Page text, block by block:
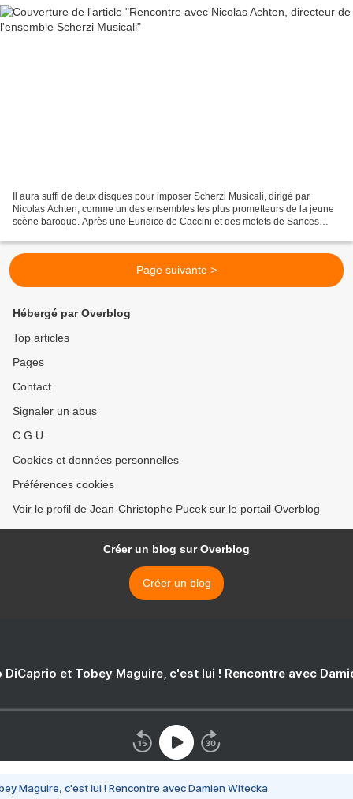
Il aura suffi de deux disques pour imposer Scherzi Musicali, dirigé par
Nicolas Achten, comme un des ensembles les plus prometteurs de la jeune
scène baroque. Après une Euridice de Caccini et des motets de Sances
Page suivante >
Hébergé par Overblog
Top articles
Pages
Contact
Signaler un abus
C.G.U.
Cookies et données personnelles
Préférences cookies
Voir le profil de Jean-Christophe Pucek sur le portail Overblog
Créer un blog sur Overblog
Créer un blog
DiCaprio et Tobey Maguire, c'est lui ! Rencontre avec
Maguire, c'est lui ! Rencontre avec Damien Witecka